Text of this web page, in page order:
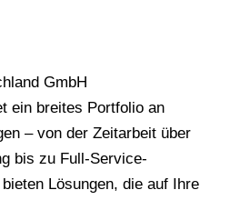
GmbH
ein breites Portfolio an
– von der Zeitarbeit über
bis zu Full-Service-
Lösungen, die auf Ihre